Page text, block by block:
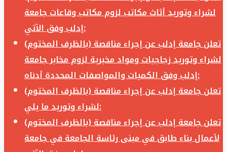
لشراء وتوريد أثاث مكاتب لزوم مكاتب وقاعات جامعة
إدلب وفق الآتي:
تعلن جامعة إدلب عن إجراء مناقصة (بالظرف المختوم)
لشراء وتوريد زجاجيات ومواد مخبرية لزوم مخابر جامعة
إدلب وفق الكميات والمواصفات المحددة أدناه:
تعلن جامعة إدلب عن إجراء مناقصة (بالظرف المختوم)
لشراء وتوريد ما يلي:
تعلن جامعة إدلب عن إجراء مناقصة (بالظرف المختوم)
لأعمال بناء طابق في مبنى رئاسة الجامعة في جامعة